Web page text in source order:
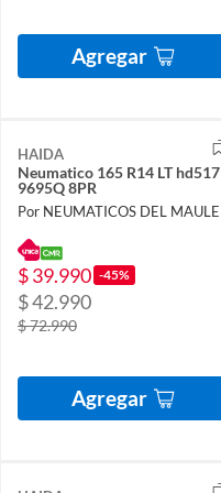
Agregar
HAIDA
Neumatico 165 R14 LT hd517
9695Q 8PR
Por NEUMATICOS DEL MAULE
$ 39.990 -45%
$ 42.990
$ 72.990
Agregar